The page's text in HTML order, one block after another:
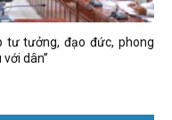
tư tưởng, đạo đức, phong
dân”